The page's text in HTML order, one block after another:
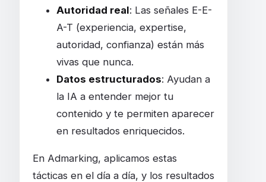
Autoridad real: Las señales E-E-
A-T (experiencia, expertise,
autoridad, confianza) están más
vivas que nunca.
Datos estructurados: Ayudan a
la IA a entender mejor tu
contenido y te permiten aparecer
en resultados enriquecidos.
En Admarking, aplicamos estas
tácticas en el día a día, y los resultados